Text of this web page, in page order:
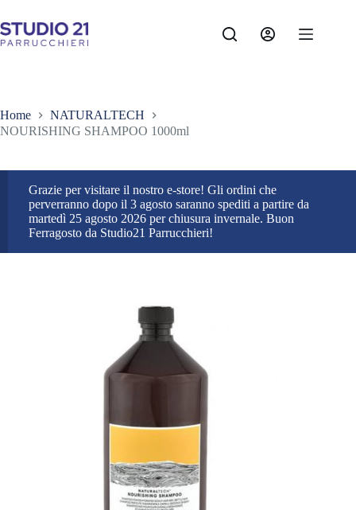
al
contenuto
Home
NATURALTECH
NOURISHING SHAMPOO 1000ml
Grazie per visitare il nostro e-store! Gli ordini che
perverranno dopo il 3 agosto saranno spediti a partire da
martedì 25 agosto 2026 per chiusura invernale. Buon
Ferragosto da Studio21 Parrucchieri!